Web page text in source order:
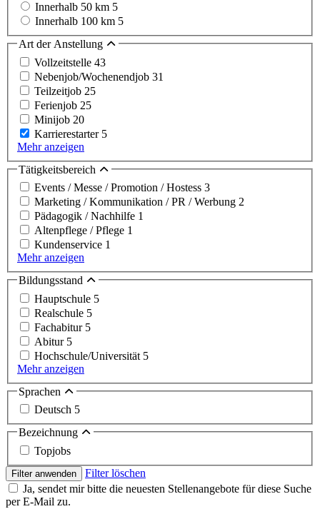
Innerhalb 50 km 5
Innerhalb 100 km 5
Art der Anstellung
Vollzeitstelle 43
Nebenjob/Wochenendjob 31
Teilzeitjob 25
Ferienjob 25
Minijob 20
Karrierestarter 5
Mehr anzeigen
Tätigkeitsbereich
Events / Messe / Promotion / Hostess 3
Marketing / Kommunikation / PR / Werbung 2
Pädagogik / Nachhilfe 1
Altenpflege / Pflege 1
Kundenservice 1
Mehr anzeigen
Bildungsstand
Hauptschule 5
Realschule 5
Fachabitur 5
Abitur 5
Hochschule/Universität 5
Mehr anzeigen
Sprachen
Deutsch 5
Bezeichnung
Topjobs
Filter anwenden
Filter löschen
Ja, sendet mir bitte die neuesten Stellenangebote für diese Suche
per E-Mail zu.